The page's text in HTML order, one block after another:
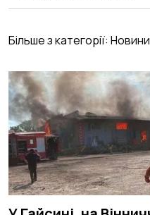
Більше з категорії: Новини